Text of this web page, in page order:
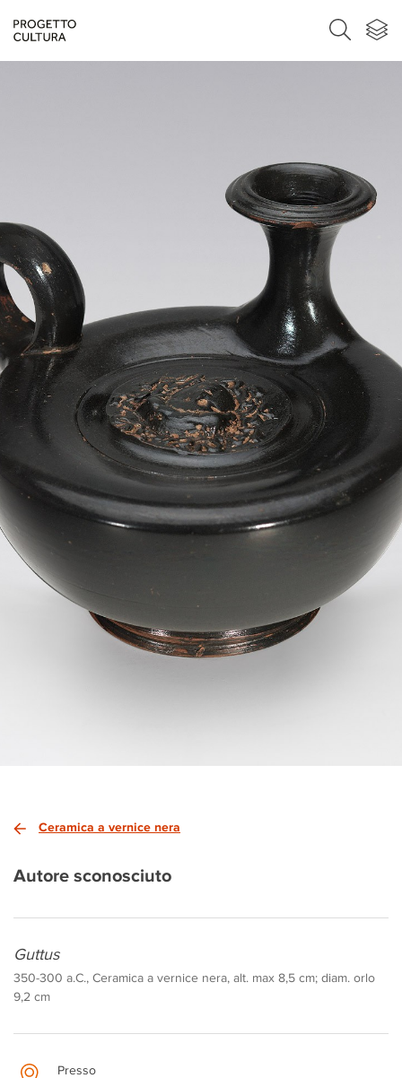
Ceramica a vernice nera
Autore sconosciuto
Guttus
350-300 a.C., Ceramica a vernice nera, alt. max 8,5 cm; diam. orlo
9,2 cm
Presso